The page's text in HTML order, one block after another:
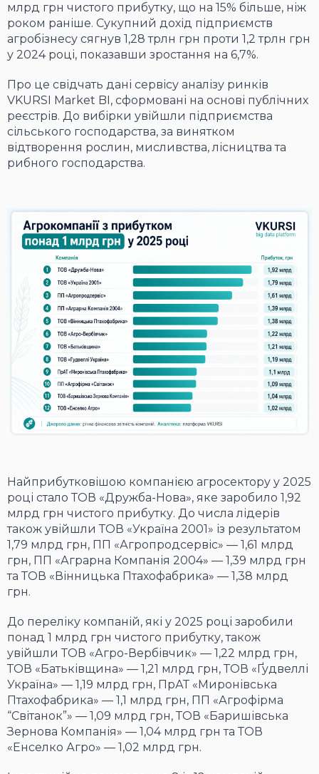
млрд грн чистого прибутку, що на 15% більше, ніж
роком раніше. Сукупний дохід підприємств
агробізнесу сягнув 1,28 трлн грн проти 1,2 трлн грн
у 2024 році, показавши зростання на 6,7%.
Про це свідчать дані сервісу аналізу ринків
VKURSI Market BI, сформовані на основі публічних
реєстрів. До вибірки увійшли підприємства
сільського господарства, за винятком
відтворення рослин, мисливства, лісництва та
рибного господарства.
Найприбутковішою компанією агросектору у 2025
році стало ТОВ «Дружба-Нова», яке заробило 1,92
млрд грн чистого прибутку. До числа лідерів
також увійшли ТОВ «Україна 2001» із результатом
1,79 млрд грн, ПП «Агропродсервіс» — 1,61 млрд
грн, ПП «Аграрна Компанія 2004» — 1,39 млрд грн
та ТОВ «Вінницька Птахофабрика» — 1,38 млрд
грн.
До переліку компаній, які у 2025 році заробили
понад 1 млрд грн чистого прибутку, також
увійшли ТОВ «Агро-Вербівчик» — 1,22 млрд грн,
ТОВ «Батьківщина» — 1,21 млрд грн, ТОВ «Ґудвеллі
Україна» — 1,19 млрд грн, ПрАТ «Миронівська
Птахофабрика» — 1,1 млрд грн, ПП «Агрофірма
“Світанок”» — 1,09 млрд грн, ТОВ «Баришівська
Зернова Компанія» — 1,04 млрд грн та ТОВ
«Енселко Агро» — 1,02 млрд грн.